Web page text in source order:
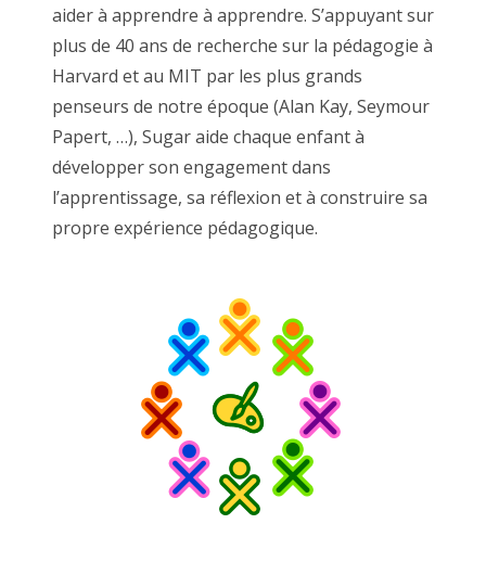
aider à apprendre à apprendre. S’appuyant sur
plus de 40 ans de recherche sur la pédagogie à
Harvard et au MIT par les plus grands
penseurs de notre époque (Alan Kay, Seymour
Papert, …), Sugar aide chaque enfant à
développer son engagement dans
l’apprentissage, sa réflexion et à construire sa
propre expérience pédagogique.